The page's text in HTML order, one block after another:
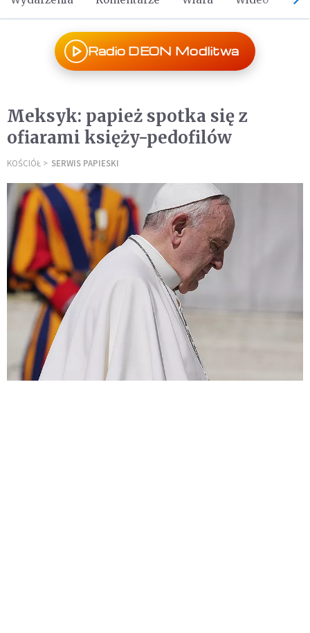
Radio DEON Modlitwa
Meksyk: papież spotka się z
ofiarami księży-pedofilów
KOŚCIÓŁ SERWIS PAPIESKI